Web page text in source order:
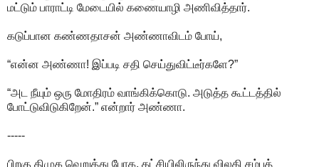
மட்டும் பாராட்டி மேடையில் கணையாழி அணிவித்தார்.
கடுப்பான கண்ணதாசன் அண்ணாவிடம் போய்,
“என்ன அண்ணா! இப்படி சதி செய்துவிட்டீர்களே?”
“அட நீயும் ஒரு மோதிரம் வாங்கிக்கொடு. அடுத்த கூட்டத்தில்
போட்டுவிடுகிறேன்.” என்றார் அண்ணா.
-----
பிறகு திமுக வெறுத்து போக, கட்சியிலிருந்து விலகி சம்பத்